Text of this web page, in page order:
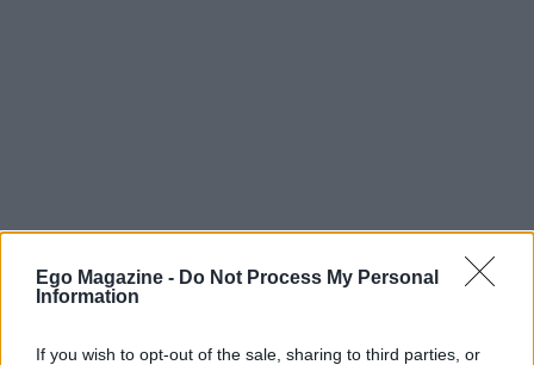
Ego Magazine - Do Not Process My Personal
Information
If you wish to opt-out of the sale, sharing to third parties, or